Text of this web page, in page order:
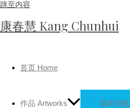
跳至内容
康春慧 Kang Chunhui
首页 Home
作品 Artworks 菜单切换